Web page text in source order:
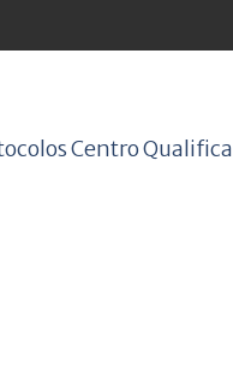
Centro Qualifica